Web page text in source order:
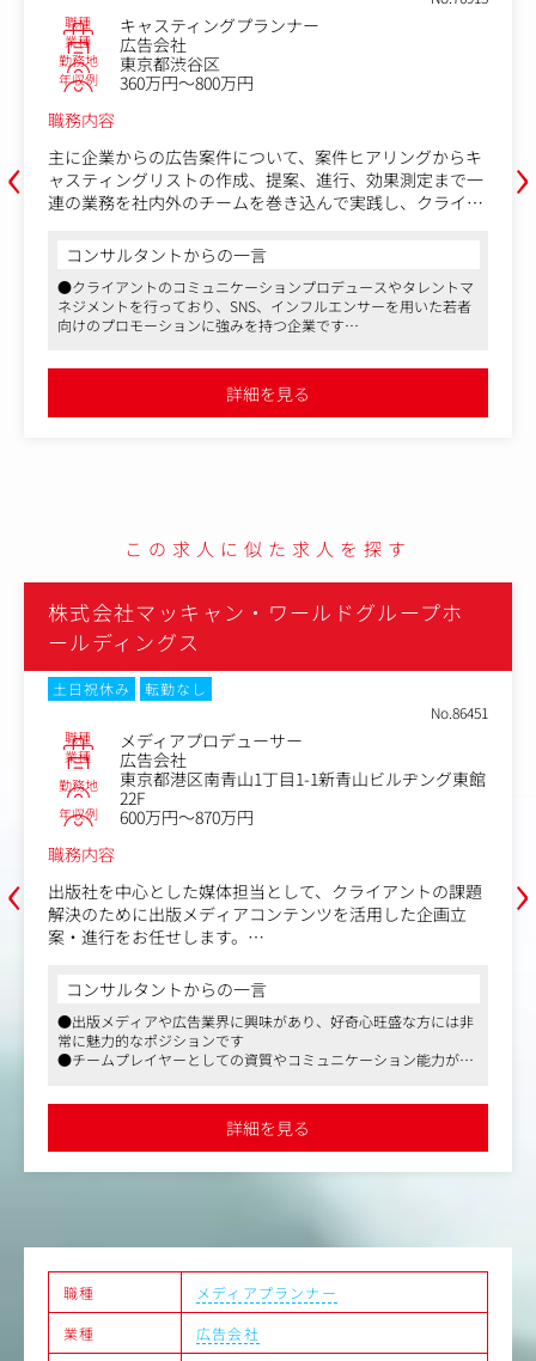
‹
職種 キャスティングプランナー
業種 広告会社
勤務地 東京都渋谷区
年収例
360万円～800万円
職務内容
主に企業からの広告案件について、案件ヒアリングからキ
ャスティングリストの作成、提案、進行、効果測定まで一
連の業務を社内外のチームを巻き込んで実践し、クライア
れるポジションとなります。
社内のビジネスプロデューサー（営業）と提案から並走す
ることができるため、リストの作成業務だけでなく、タレ
ントやインフルエンサーを活用したインフルエンサー施策
＜業務内容＞
取扱ジャンル(※)におけるキャスティング案件のヒアリン
グ、提案、進行
・タレント/インフルエンサーを活用した企画の提案
・キャスティングリストの作成
・事務所または個人への可否確認および条件交渉
・納品までの進行管理
・撮影やイベント等での起用者のアテンドおよび現場ディ
レクション
※取扱ジャンル：
・タレント：モデル/俳優/女優/芸人/アーティスト/声優な
ど
コンサルタントからの一言
●クライアントのコミュニケーションプロデュースやタレントマ
ネジメントを行っており、SNS、インフルエンサーを用いた若者
向けのプロモーションに強みを持つ企業です
●デジタル、SNSの領域で企画力をつけていただける環境です
詳細を見る
›
この求人に似た求人を探す
‹
株式会社マッキャン・ワールドグループホ
ールディングス
土日祝休み
転勤なし
No.86451
職種 メディアプロデューサー
業種 広告会社
勤務地
東京都港区南青山1丁目1-1新青山ビルヂング東館
22F
年収例
600万円～870万円
職務内容
出版社を中心とした媒体担当として、クライアントの課題
解決のために出版メディアコンテンツを活用した企画立
案・進行をお任せします。
＜業務概要＞
・クライアントの課題解決のために出版メディアコンテン
ツを活用した企画立案・進行。
・出版社とのリレーションを活用し、最新メニューの知見
集約、及び新たな出版メディアコンテンツ広告の企画立
・デジタル分野における出版メディアコンテンツを活用し
た広告メニューの開発。
・出版社とコミュニケーションをとり、最新コンテンツに
関する情報収集・集約
・出版メディアコンテンツを活用した企画立案・提案
コンサルタントからの一言
●出版メディアや広告業界に興味があり、好奇心旺盛な方には非
常に魅力的なポジションです
●チームプレイヤーとしての資質やコミュニケーション能力が重
最前線に立てる貴重な機会です詳細を見る
›
職種
メディアプランナー
業種
広告会社